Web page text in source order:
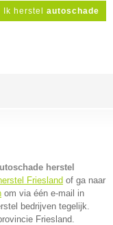
Ik herstel autoschade
herstel
Friesland of ga naar
om via één e-mail in
bedrijven tegelijk.
Friesland.